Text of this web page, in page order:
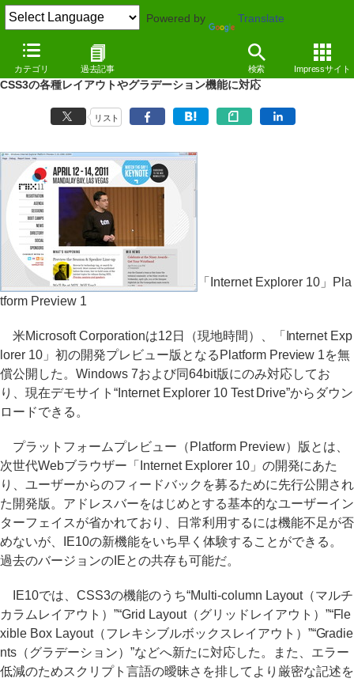
Powered by Translate
カテゴリ 過去記事 検索 Impressサイト
NEWS（11/04/13 11:30）
「Internet Explorer 10」の開発がスタート、初のプレビュー版が公開
CSS3の各種レイアウトやグラデーション機能に対応
リスト
「Internet Explorer 10」Pla
tform Preview 1
米Microsoft Corporationは12日（現地時間）、「Internet Exp
lorer 10」初の開発プレビュー版となるPlatform Preview 1を無
償公開した。Windows 7および同64bit版にのみ対応してお
り、現在デモサイト“Internet Explorer 10 Test Drive”からダウン
ロードできる。
プラットフォームプレビュー（Platform Preview）版とは、
次世代Webブラウザー「Internet Explorer 10」の開発にあた
り、ユーザーからのフィードバックを募るために先行公開され
た開発版。アドレスバーをはじめとする基本的なユーザーイン
ターフェイスが省かれており、日常利用するには機能不足が否
めないが、IE10の新機能をいち早く体験することができる。
過去のバージョンのIEとの共存も可能だ。
IE10では、CSS3の機能のうち“Multi-column Layout（マルチ
カラムレイアウト）”“Grid Layout（グリッドレイアウト）”“Fle
xible Box Layout（フレキシブルボックスレイアウト）”“Gradie
nts（グラデーション）”などへ新たに対応した。また、エラー
低減のためスクリプト言語の曖昧さを排してより厳密な記述を